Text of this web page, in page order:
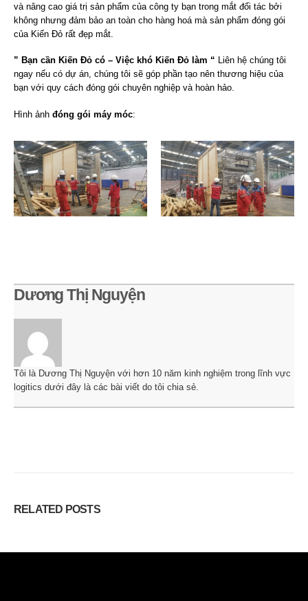
và nâng cao giá trị sản phẩm của công ty bạn trong mắt đối tác bởi
không nhưng đảm bảo an toàn cho hàng hoá mà sản phẩm đóng gói
của Kiến Đỏ rất đẹp mắt.
” Bạn cần Kiến Đỏ có – Việc khó Kiến Đỏ làm “ Liên hệ chúng tôi
ngay nếu có dự án, chúng tôi sẽ góp phần tạo nên thương hiệu của
bạn với quy cách đóng gói chuyên nghiệp và hoàn hảo.
Hình ảnh đóng gói máy móc:
Dương Thị Nguyện
Tôi là Dương Thị Nguyện với hơn 10 năm kinh nghiệm trong lĩnh vực
logitics dưới đây là các bài viết do tôi chia sẻ.
RELATED POSTS